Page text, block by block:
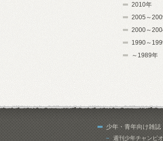
2010年
2005～
2000～
1990～
～1989年
少年・青年向け雑誌
週刊少年チャンピ